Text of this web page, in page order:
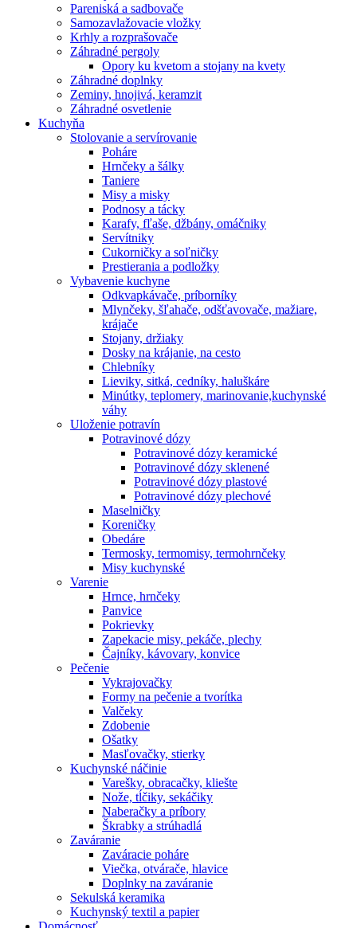
Pareniská a sadbovače
Samozavlažovacie vložky
Krhly a rozprašovače
Záhradné pergoly
Opory ku kvetom a stojany na kvety
Záhradné doplnky
Zeminy, hnojivá, keramzit
Záhradné osvetlenie
Kuchyňa
Stolovanie a servírovanie
Poháre
Hrnčeky a šálky
Taniere
Misy a misky
Podnosy a tácky
Karafy, fľaše, džbány, omáčniky
Servítniky
Cukorničky a soľničky
Prestierania a podložky
Vybavenie kuchyne
Odkvapkávače, príborníky
Mlynčeky, šľahače, odšťavovače, mažiare,
krájače
Stojany, držiaky
Dosky na krájanie, na cesto
Chlebníky
Lieviky, sitká, cedníky, haluškáre
Minútky, teplomery, marinovanie,kuchynské
váhy
Uloženie potravín
Potravinové dózy
Potravinové dózy keramické
Potravinové dózy sklenené
Potravinové dózy plastové
Potravinové dózy plechové
Maselničky
Koreničky
Obedáre
Termosky, termomisy, termohrnčeky
Misy kuchynské
Varenie
Hrnce, hrnčeky
Panvice
Pokrievky
Zapekacie misy, pekáče, plechy
Čajníky, kávovary, konvice
Pečenie
Vykrajovačky
Formy na pečenie a tvorítka
Valčeky
Zdobenie
Ošatky
Masľovačky, stierky
Kuchynské náčinie
Varešky, obracačky, kliešte
Nože, tĺčiky, sekáčiky
Naberačky a príbory
Škrabky a strúhadlá
Zaváranie
Zaváracie poháre
Viečka, otvárače, hlavice
Doplnky na zaváranie
Sekulská keramika
Kuchynský textil a papier